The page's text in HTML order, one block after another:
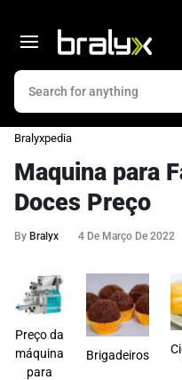
Bralyxpedia
Maquina para
Doces Preço
By Bralyx 4 De Março De 2022
Preço da
máquina
para
Brigadeiros